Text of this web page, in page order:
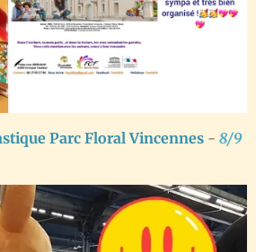
Parc Floral Vincennes - 8/9